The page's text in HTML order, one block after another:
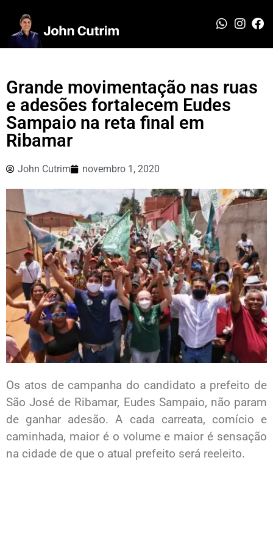
Grande movimentação nas ruas
e adesões fortalecem Eudes
Sampaio na reta final em
Ribamar
John Cutrim novembro 1, 2020
Os atos de campanha do candidato a prefeito de
São José de Ribamar, Eudes Sampaio, não param
de ganhar adesão. A cada carreata, comício e
caminhada, maior é o volume e maior é sensação
na cidade de que o atual prefeito será reeleito.